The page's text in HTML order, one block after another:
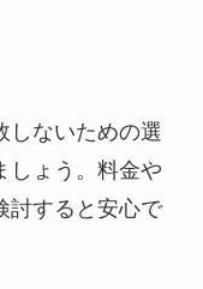
しないための選
しょう。料金や
討すると安心で